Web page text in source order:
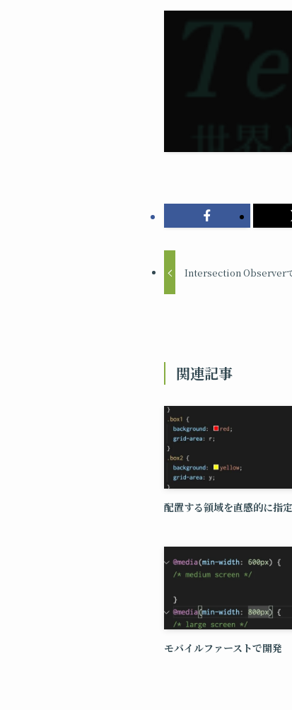
Intersection Observer
関連記事
配置する領域を直感的に指定
モバイルファーストで開発